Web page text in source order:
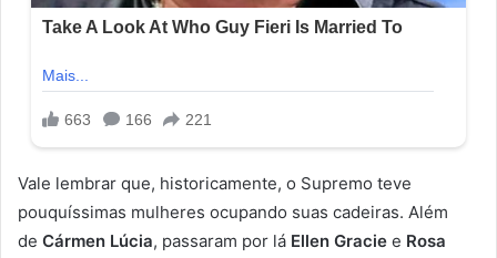
Vale lembrar que, historicamente, o Supremo teve
pouquíssimas mulheres ocupando suas cadeiras. Além
de Cármen Lúcia, passaram por lá Ellen Gracie e Rosa